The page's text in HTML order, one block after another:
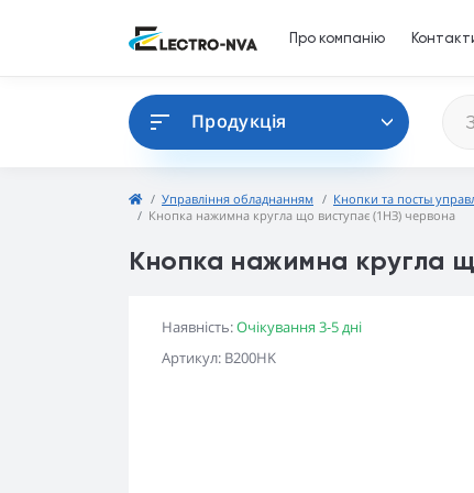
Про компанію
Продукція
Управління обладнанням Кнопки та посты
Кнопка нажимна кругла що виступає (1НЗ) червона
Кнопка нажимна кругла
Наявність:Очікування 3-5 дні
Артикул: B200HK